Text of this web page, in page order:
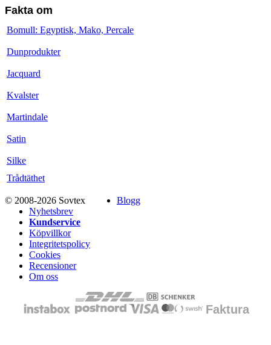
Fakta om
Bomull: Egyptisk, Mako, Percale
Dunprodukter
Jacquard
Kvalster
Martindale
Satin
Silke
Trådtäthet
© 2008-2026 Sovtex
Blogg
Nyhetsbrev
Kundservice
Köpvillkor
Integritetspolicy
Cookies
Recensioner
Om oss